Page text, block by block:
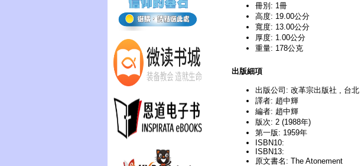
冊別: 1冊
高度: 19.00公分
寬度: 13.00公分
厚度: 1.00公分
重量: 178公克
出版細項
出版公司: 改革宗出版社 , 台北
譯者: 趙中輝
編者: 趙中輝
版次: 2 (1988年)
第一版: 1959年
ISBN10:
ISBN13:
原文書名: The Atonement